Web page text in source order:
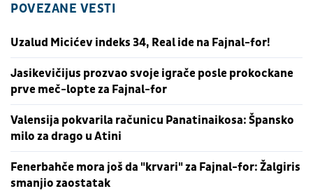
POVEZANE VESTI
Uzalud Micićev indeks 34, Real ide na Fajnal-for!
Jasikevičijus prozvao svoje igrače posle prokockane
prve meč-lopte za Fajnal-for
Valensija pokvarila računicu Panatinaikosa: Špansko
milo za drago u Atini
Fenerbahče mora još da "krvari" za Fajnal-for: Žalgiris
smanjio zaostatak